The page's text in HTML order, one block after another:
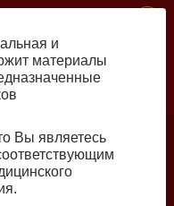
и
материалы
Вы являетесь